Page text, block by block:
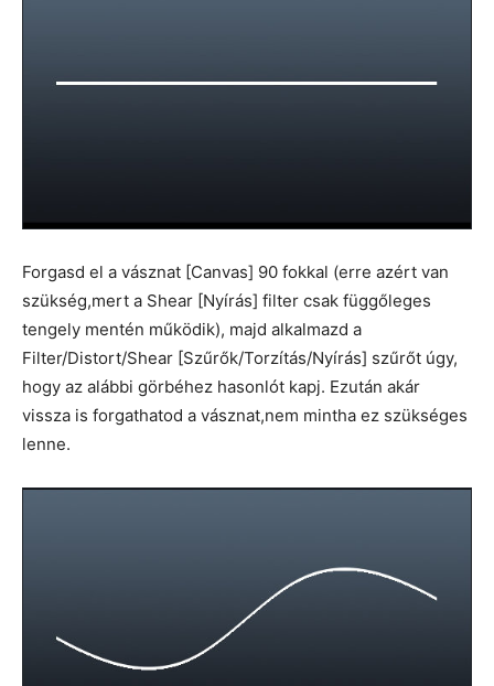
Forgasd el a vásznat [Canvas] 90 fokkal (erre azért van
szükség,mert a Shear [Nyírás] filter csak függőleges
tengely mentén működik), majd alkalmazd a
Filter/Distort/Shear [Szűrők/Torzítás/Nyírás] szűrőt úgy,
hogy az alábbi görbéhez hasonlót kapj. Ezután akár
vissza is forgathatod a vásznat,nem mintha ez szükséges
lenne.